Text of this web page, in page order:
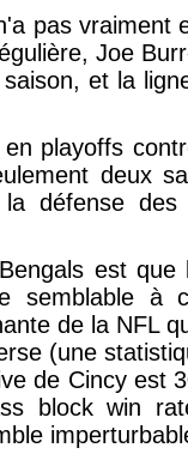
pas vraiment
Joe
et la
en playoffs
deux
défense
est
semblable à
de la NFL
(une
de Cincy est
block win